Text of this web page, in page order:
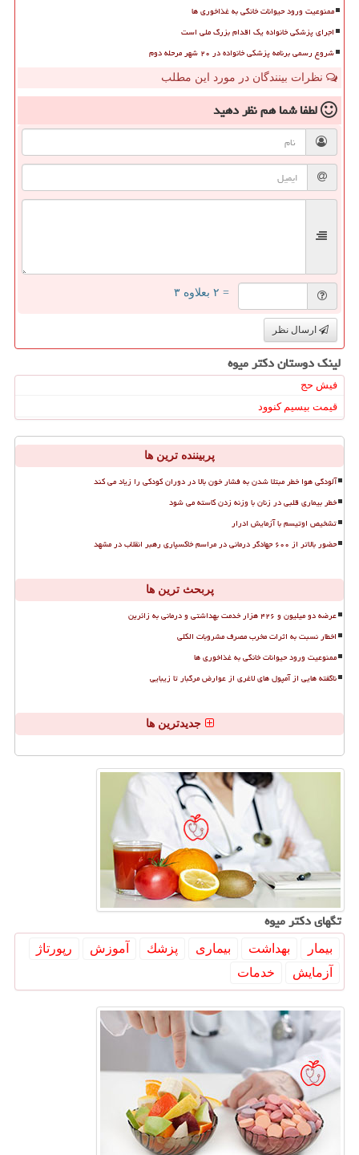
ممنوعیت ورود حیوانات خانگی به غذاخوری ها
اجرای پزشکی خانواده یک اقدام بزرگ ملی است
شروع رسمی برنامه پزشکی خانواده در ۲۰ شهر مرحله دوم
نظرات بینندگان در مورد این مطلب
لطفا شما همنظر دهید
= ۲ بعلاوه ۳
ارسال نظر
لینک دوستان دكتر میوه
فیش حج
قیمت بیسیم کنوود
پربیننده ترین ها
آلودگی هوا خطر مبتلا شدن به فشار خون بالا در دوران کودکی را زیاد می کند
خطر بیماری قلبی در زنان با وزنه زدن کاسته می شود
تشخیص اوتیسم با آزمایش ادرار
حضور بالاتر از ۶۰۰ جهادگر درمانی در مراسم خاکسپاری رهبر انقلاب در مشهد
پربحث ترین ها
عرضه دو میلیون و ۴۲۶ هزار خدمت بهداشتی و درمانی به زائرین
اخطار نسبت به اثرات مخرب مصرف مشروبات الکلی
ممنوعیت ورود حیوانات خانگی به غذاخوری ها
ناگفته هایی از آمپول های لاغری از عوارض مرگبار تا زیبایی
جدیدترین ها
تگهای دكتر میوه
بیمار بهداشت بیماری پزشك آموزش
رپورتاژ
آزمایش
خدمات